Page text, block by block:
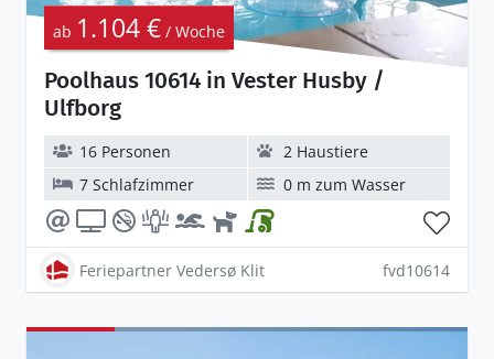
Poolhaus 10614 in Vester Husby /
Ulfborg
ab 1.104 € / Woche
16 Personen
2 Haustiere
7 Schlafzimmer
0 m zum Wasser
Feriepartner Vedersø Klit fvd10614